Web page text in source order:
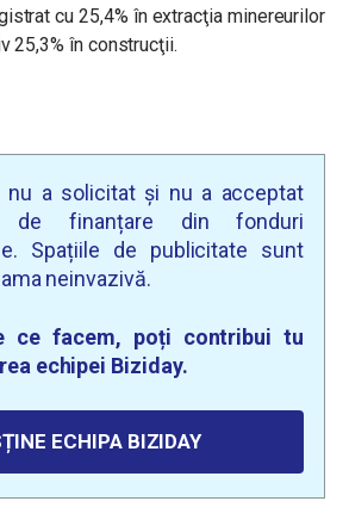
cu 25,4% în extracţia minereurilor
25,3% în construcţii.
nu a solicitat și nu a acceptat
de finanțare din fonduri
Spațiile de publicitate sunt
neinvazivă.
ce facem, poți contribui tu
echipei Biziday.
ECHIPA BIZIDAY